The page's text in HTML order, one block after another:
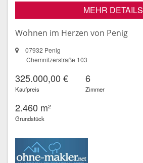
MEHR DETAILS
Wohnen im Herzen von Penig
07932 Penig
Chemnitzerstraße 103
325.000,00 €
Kaufpreis
6
Zimmer
2.460 m²
Grundstück